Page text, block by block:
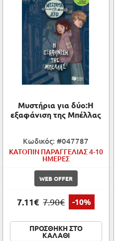
Μυστήρια για δύο:Η
εξαφάνιση της Μπέλλας
Κωδικός: #047787
ΚΑΤΟΠΙΝ ΠΑΡΑΓΓΕΛΙΑΣ 4-10
ΗΜΕΡΕΣ
WEB OFFER
7.11€ 7.90€ -10%
ΠΡΟΣΘΗΚΗ ΣΤΟ
ΚΑΛΑΘΙ